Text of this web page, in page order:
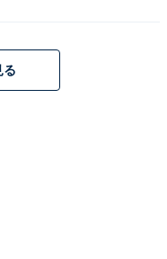
んなことを喋るのか
／東京都）
る